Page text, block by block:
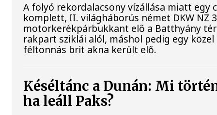
A folyó rekordalacsony vízállása miatt egy
komplett, II. világháborús német DKW NZ
motorkerékpárbukkant elő a Batthyány
rakpart sziklái alól, máshol pedig egy közel
féltonnás brit akna került elő.
Késéltánc a Dunán: Mi
ha leáll Paks?